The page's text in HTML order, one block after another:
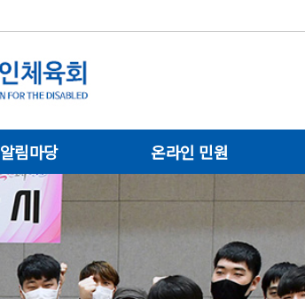
알림마당 온라인 민원